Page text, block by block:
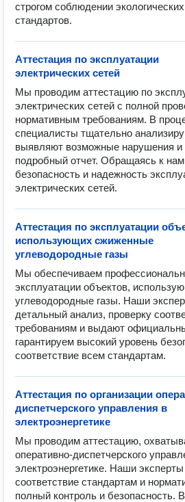
строгом соблюдении
стандартов.
Аттестация по эксплуатации
электрических сетей
Мы проводим аттестацию по
электрических сетей с полной
нормативным требованиям. В
специалисты тщательно
выявляют возможные нарушения и
подробный отчет. Обращаясь к
безопасность и надежность
электрических сетей.
Аттестация по эксплуатации
использующих сжиженные
углеводородные газы
Мы обеспечиваем
эксплуатации объектов,
углеводородные газы. Наши
детальный анализ, проверку
требованиям и выдают
гарантируем высокий уровень
соответствие всем стандартам.
Аттестация по организации
диспетчерского управления в
электроэнергетике
Мы проводим аттестацию,
оперативно-диспетчерского
электроэнергетике. Наши
соответствие стандартам и
полный контроль и безопасность.